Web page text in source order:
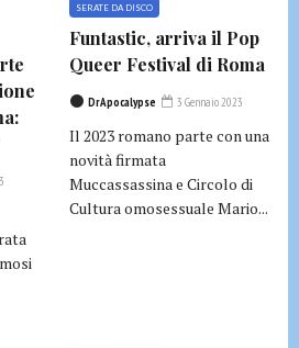
SERATE DA DISCO
Funtastic, arriva il Pop
Queer Festival di Roma
DrApocalypse 3 Gennaio 2023
Il 2023 romano parte con una
novità firmata
Muccassassina e Circolo di
Cultura omosessuale Mario...